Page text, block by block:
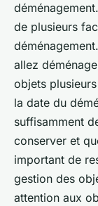
de plusieurs
allez
objets
la date du
suffisamment
conserver et
important de
gestion des
attention aux